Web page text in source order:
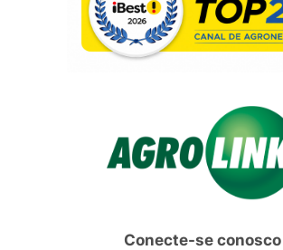
Conecte-se conosco